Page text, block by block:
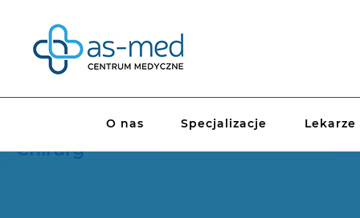
O nas Specjalizacje Lekarze
Chirurg